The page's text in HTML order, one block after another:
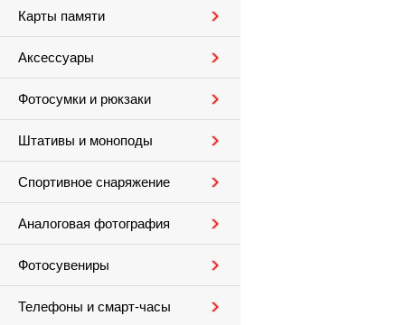
Карты памяти
Аксессуары
Фотосумки и рюкзаки
Штативы и моноподы
Спортивное снаряжение
Аналоговая фотография
Фотосувениры
Телефоны и смарт-часы